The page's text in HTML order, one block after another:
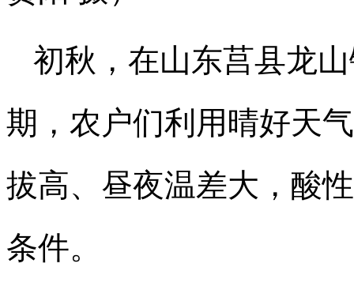
初秋，在山东莒县龙
期，农户们利用晴好天
拔高、昼夜温差大，酸
条件。